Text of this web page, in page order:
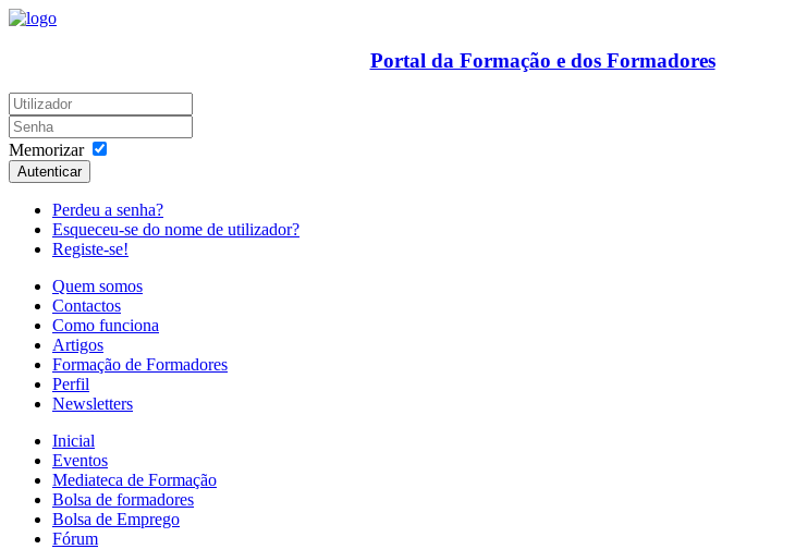
Portal da Formação e dos Formadores
Memorizar
Autenticar
Perdeu a senha?
Esqueceu-se do nome de utilizador?
Registe-se!
Quem somos
Contactos
Como funciona
Artigos
Formação de Formadores
Perfil
Newsletters
Inicial
Eventos
Mediateca de Formação
Bolsa de formadores
Bolsa de Emprego
Fórum